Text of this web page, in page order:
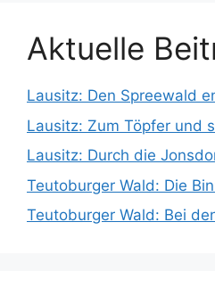
Aktuelle
Lausitz: Den Spreewald
Lausitz: Zum Töpfer und
Lausitz: Durch die
Teutoburger Wald: Die
Teutoburger Wald: Bei